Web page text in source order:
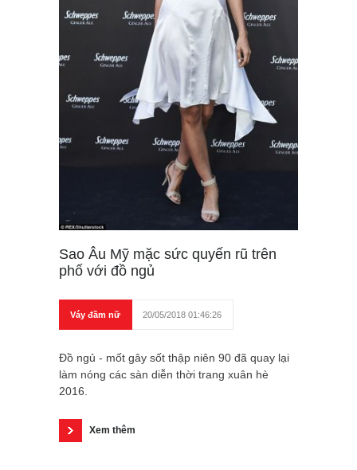
Sao Âu Mỹ mặc sức quyến rũ trên
phố với đồ ngủ
Váy đầm nữ 20/05/2018 01:46:26
Đồ ngủ - mốt gây sốt thập niên 90 đã quay lại
làm nóng các sàn diễn thời trang xuân hè
2016.
Xem thêm